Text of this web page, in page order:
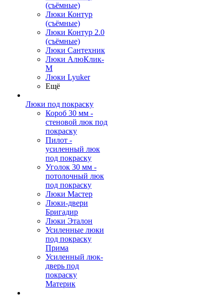
(съёмные)
Люки Контур
(съёмные)
Люки Контур 2.0
(съёмные)
Люки Сантехник
Люки АлюКлик-
М
Люки Lyuker
Ещё
Люки под покраску
Короб 30 мм -
стеновой люк под
покраску
Пилот -
усиленный люк
под покраску
Уголок 30 мм -
потолочный люк
под покраску
Люки Мастер
Люки-двери
Бригадир
Люки Эталон
Усиленные люки
под покраску
Прима
Усиленный люк-
дверь под
покраску
Материк